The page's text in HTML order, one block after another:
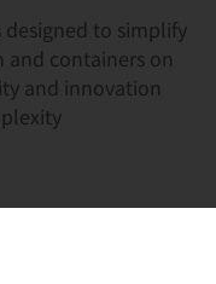
designed to simplify
containers on
and innovation